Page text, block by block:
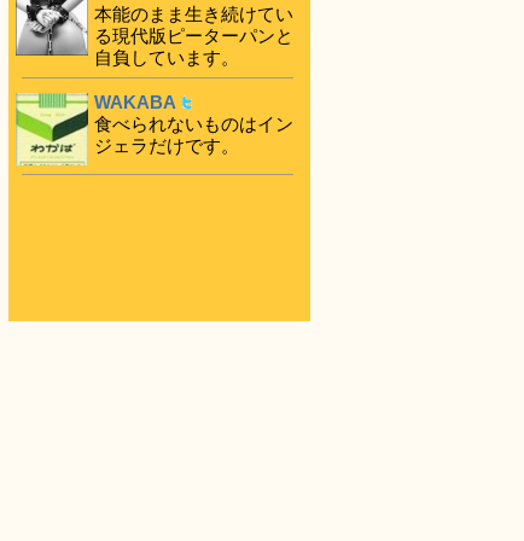
本能のまま生き続けてい
る現代版ピーターパンと
自負しています。
WAKABA
食べられないものはイン
ジェラだけです。